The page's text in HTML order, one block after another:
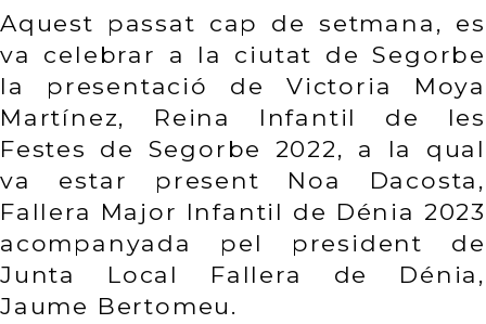
Aquest passat cap de setmana, es
va celebrar a la ciutat de Segorbe
la presentació de Victoria Moya
Martínez, Reina Infantil de les
Festes de Segorbe 2022, a la qual
va estar present Noa Dacosta,
Fallera Major Infantil de Dénia 2023
acompanyada pel president de
Junta Local Fallera de Dénia,
Jaume Bertomeu.